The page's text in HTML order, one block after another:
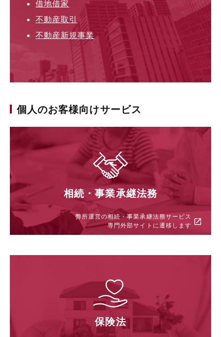
借地借家
不動産取引
不動産新規事業
個人のお客様向けサービス
相続・事業承継法務
弊所運営の相続・事業承継法務サービス
専門外部サイトに遷移します
保険法